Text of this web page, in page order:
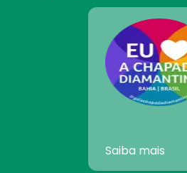
Saiba mais